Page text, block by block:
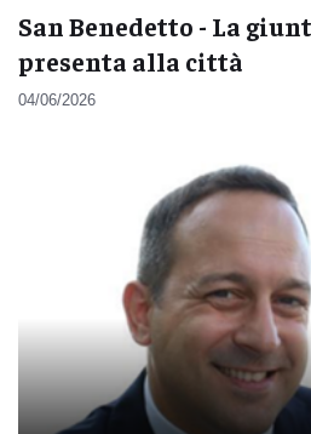
San Benedetto - La
presenta alla città
04/06/2026